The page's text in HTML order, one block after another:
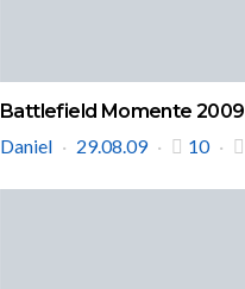
Battlefield Momente 2009
Daniel
29.08.09 10